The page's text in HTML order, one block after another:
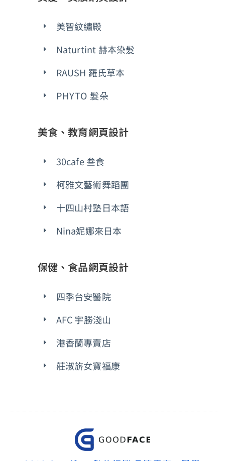
美智紋繡殿
Naturtint 赫本染髮
RAUSH 羅氏草本
PHYTO 髮朵
美食、教育網頁設計
30cafe 叁食
柯雅文藝術舞蹈團
十四山村塾日本語
Nina妮娜來日本
保健、食品網頁設計
四季台安醫院
AFC 宇勝淺山
港香蘭專賣店
莊淑旂女寶福康